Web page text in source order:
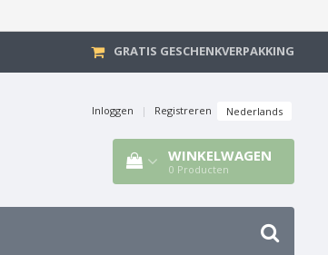
GRATIS GESCHENKVERPAKKING
Inloggen | Registreren Nederlands
WINKELWAGEN
0 Producten